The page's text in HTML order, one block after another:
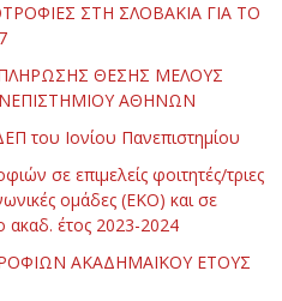
ΣΤΗ ΣΛΟΒΑΚΙΑ ΓΙΑ ΤΟ
ΘΕΣΗΣ ΜΕΛΟΥΣ
ΑΘΗΝΩΝ
του Ιονίου Πανεπιστημίου
σε επιμελείς φοιτητές/τριες
ομάδες (ΕΚΟ) και σε
ακαδ. έτος 2023-2024
ΑΚΑΔΗΜΑΪΚΟΥ ΕΤΟΥΣ